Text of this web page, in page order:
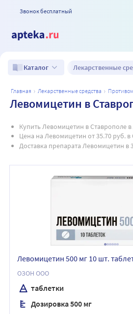
Звонок бесплатный
Каталог Лекарственные
главная лекарственные средства
Левомицетин в
Купить Левомицетин в Ставрополе
Цена на Левомицетин от 35.70 руб. в
Доставка препарата Левомицетин в
Левомицетин 500 мг 10 шт.
ОЗОН ООО
таблетки
Дозировка 500 мг